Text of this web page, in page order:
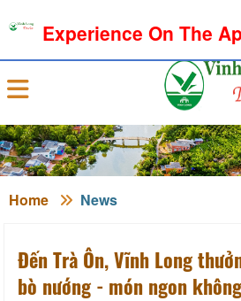
Sign in
Home News
Đến Trà Ôn, Vĩnh Long
bò nướng - món ngon
Experience On The